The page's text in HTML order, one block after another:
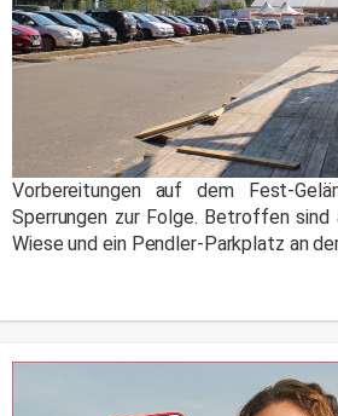
Vorbereitungen auf dem Fest-
Sperrungen zur Folge. Betroffen sind
Wiese und ein Pendler-Parkplatz an